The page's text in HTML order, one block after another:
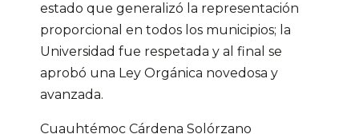
estado que generalizó la representación
proporcional en todos los municipios; la
Universidad fue respetada y al final se
aprobó una Ley Orgánica novedosa y
avanzada.
Cuauhtémoc Cárdena Solórzano